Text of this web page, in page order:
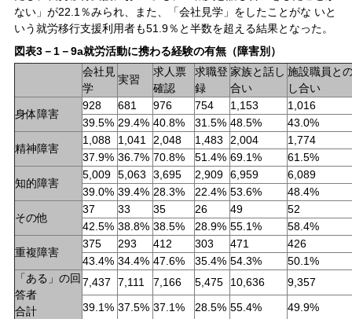
ない」が22.1％みられ、また、「会社見学」をしたことがな いと
いう就労移行支援利用者も51.9％と半数を超える結果となった。
図表3－1－9a就労活動に携わる経験の有無（障害別）
会社見
学
実習
求人票
確認
求職登
録
家族と話し
合い
施設職員と
し合い
身体障害
928 681 976 754 1,153
1,016
39.5% 29.4% 40.8% 31.5% 48.5% 43.0%
精神障害
1,088 1,041 2,048 1,483 2,004
1,774
37.9% 36.7% 70.8% 51.4% 69.1% 61.5%
知的障害
5,009 5,063 3,695 2,909 6,959
6,089
39.0% 39.4% 28.3% 22.4% 53.6% 48.4%
その他
37 33 35 26 49
52
42.5% 38.8% 38.5% 28.9% 55.1% 58.4%
重複障害
375 293 412 303 471
426
43.4% 34.4% 47.6% 35.4% 54.3%
50.1%
「ある」の回
答者
合計
7,437 7,111 7,166 5,475 10,636
9,357
39.1% 37.5% 37.1% 28.5% 55.4%
49.9%